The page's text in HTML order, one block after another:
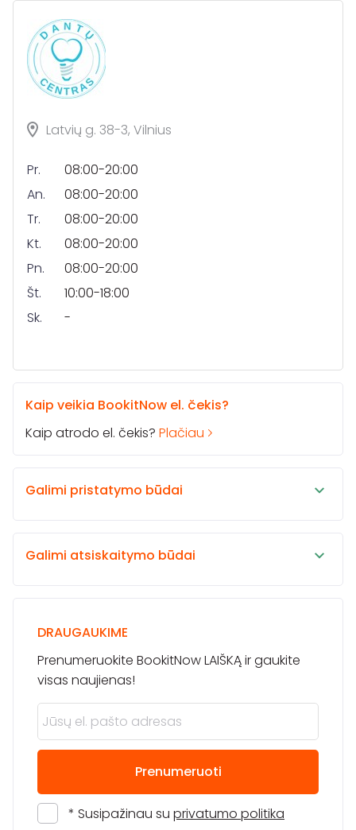
Latvių g. 38-3, Vilnius
Pr.
08:00-20:00
An.
08:00-20:00
Tr.
08:00-20:00
Kt.
08:00-20:00
Pn.
08:00-20:00
Št.
10:00-18:00
Sk.
-
Kaip veikia BookitNow el. čekis?
Kaip atrodo el. čekis? Plačiau
Galimi pristatymo būdai
Galimi atsiskaitymo būdai
DRAUGAUKIME
Prenumeruokite BookitNow LAIŠKĄ ir gaukite
visas naujienas!
Prenumeruoti
* Susipažinau su privatumo politika